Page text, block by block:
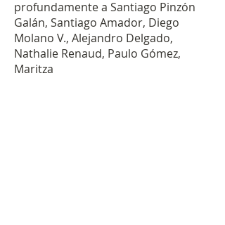
uso que los usuarios le den a la
información que se encuentran en
los documentos.
Escríbenos para más información
acerca de las publicaciones
profundamente a Santiago Pinzón
Galán, Santiago Amador, Diego
Molano V., Alejandro Delgado,
Nathalie Renaud, Paulo Gómez,
Maritza